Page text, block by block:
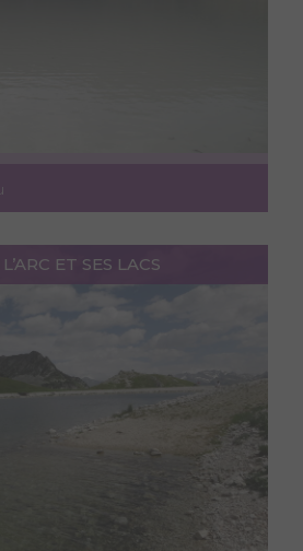
ET SES LACS